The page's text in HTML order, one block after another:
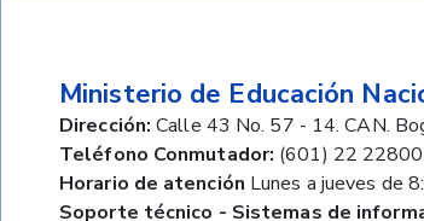
Ministerio de Educación
Dirección: Calle 43 No. 57 - 14. CAN.
Teléfono Conmutador: (601) 22 22800
Horario de atención Lunes a jueves de
Soporte técnico - Sistemas de